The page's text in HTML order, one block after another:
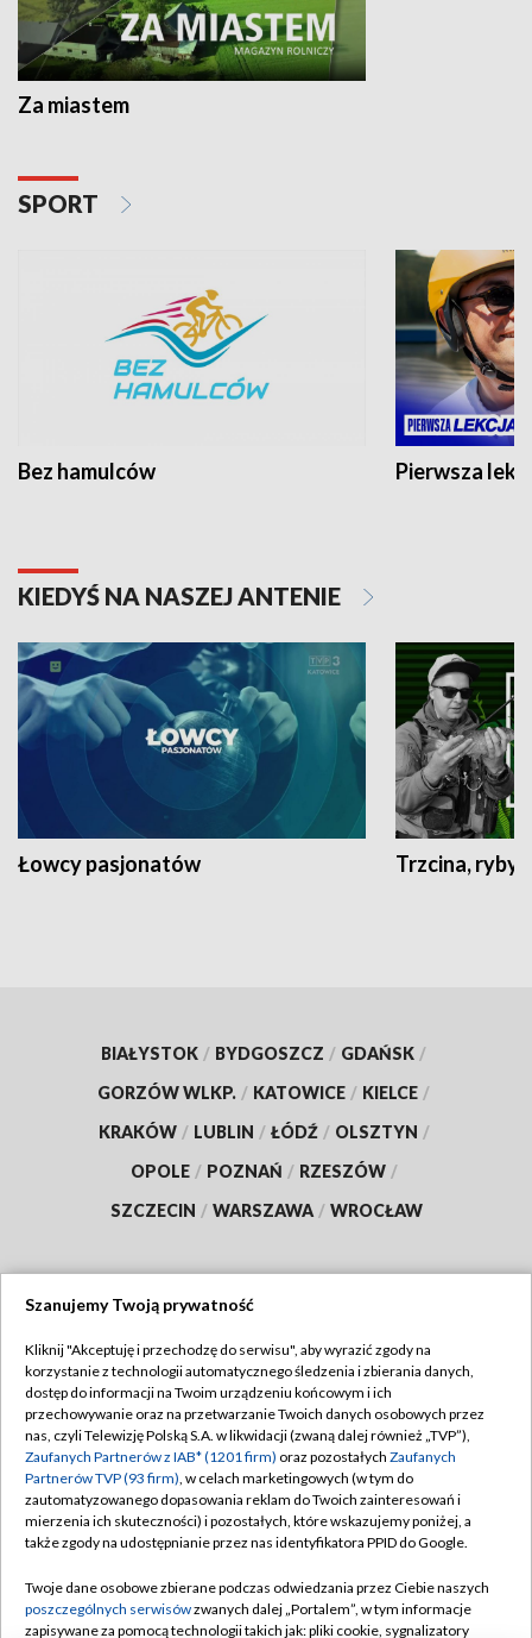
Za miastem
SPORT
Bez hamulców Pierwsza
KIEDYŚ NA NASZEJ ANTENIE
Łowcy pasjonatów Trzcina, ryby
BIAŁYSTOK / BYDGOSZCZ / GDAŃSK /
GORZÓW WLKP. / KATOWICE / KIELCE /
KRAKÓW / LUBLIN / ŁÓDŹ / OLSZTYN /
OPOLE / POZNAŃ / RZESZÓW /
SZCZECIN / WARSZAWA / WROCŁAW
TVP
Abonament TVP
Emisja w TVP
Centrum informacji TVP
Naziemna Telewizja Cyfrowa
Rada Programowa
Regulamin TVP
Polityka prywatności
Moje zgody
Pomoc
Kontakt
Szanujemy Twoją prywatność
Kliknij "Akceptuję i przechodzę do serwisu", aby wyrazić zgody na
korzystanie z technologii automatycznego śledzenia i zbierania danych,
dostęp do informacji na Twoim urządzeniu końcowym i ich
przechowywanie oraz na przetwarzanie Twoich danych osobowych przez
nas, czyli Telewizję Polską S.A. w likwidacji (zwaną dalej również „TVP”),
Zaufanych Partnerów z IAB* (1201 firm) oraz pozostałych Zaufanych
Partnerów TVP (93 firm), w celach marketingowych (w tym do
zautomatyzowanego dopasowania reklam do Twoich zainteresowań i
mierzenia ich skuteczności) i pozostałych, które wskazujemy poniżej, a
także zgody na udostępnianie przez nas identyfikatora PPID do Google.
Twoje dane osobowe zbierane podczas odwiedzania przez Ciebie naszych
poszczególnych serwisówzwanych dalej „Portalem”, w tym informacje
zapisywane za pomocą technologii takich jak: pliki cookie, sygnalizatory